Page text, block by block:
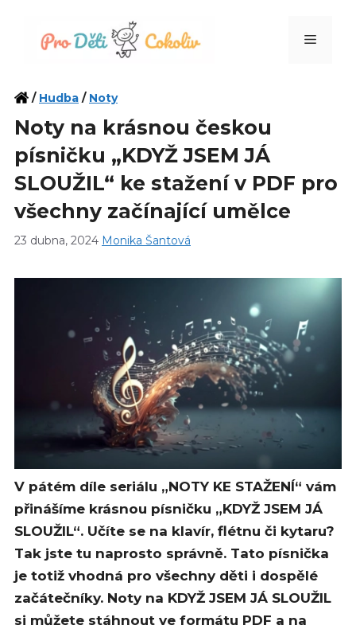
Menu
/ Hudba / Noty
Noty na krásnou českou
písničku „KDYŽ JSEM JÁ
SLOUŽIL“ ke stažení v PDF pro
všechny začínající umělce
23 dubna, 2024 Monika Šantová
V pátém díle seriálu „NOTY KE STAŽENÍ“ vám
přinášíme krásnou písničku „KDYŽ JSEM JÁ
SLOUŽIL“. Učíte se na klavír, flétnu či kytaru?
Tak jste tu naprosto správně. Tato písnička
je totiž vhodná pro všechny děti i dospělé
začátečníky. Noty na KDYŽ JSEM JÁ SLOUŽIL
si můžete stáhnout ve formátu PDF a na